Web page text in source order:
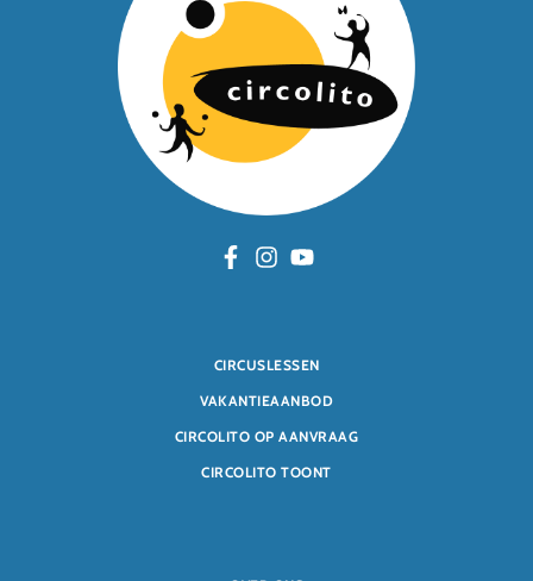
CIRCUSLESSEN
VAKANTIEAANBOD
CIRCOLITO OP AANVRAAG
CIRCOLITO TOONT